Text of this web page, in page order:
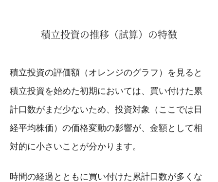
積立投資の推移（試算）の特徴
積立投資の評価額（オレンジのグラフ）を見ると
積立投資を始めた初期においては、買い付けた累
計口数がまだ少ないため、投資対象（ここでは日
経平均株価）の価格変動の影響が、金額として相
対的に小さいことが分かります。
時間の経過とともに買い付けた累計口数が多くな